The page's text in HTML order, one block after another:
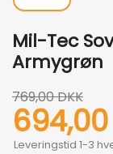
Mil-Tec
Armygrøn
769,00 DKK
Leveringstid 1-3